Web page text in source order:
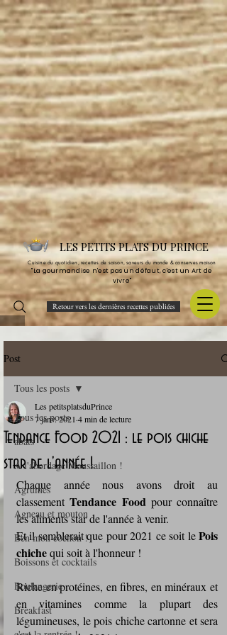
LES PETITS PLATS DU PRINCE
Cuisine du quotidien, recettes de saison, saveurs du monde & conserves maison
"La gourmandise n'est pas un défaut, c'est un Art de
vivre"
Retour vers les dernières recettes publiées
Post
Tous les posts
abats
A l'abordage Moussaillon !
Agrumes
Agneau et mouton
Ben mon cochon !
Boissons et cocktails
Boulangerie
Breakfast
Tous les posts
Tendance Food 2021 : le pois chiche
star de l'année !
Les petitsplatsduPrince
7 janv. 2021 4 min de lecture
Chaque année nous avons droit au
classement Tendance Food pour connaître
les aliments star de l'année à venir.
Et il semblerait que pour 2021 ce soit le Pois
chiche qui soit à l'honneur !
Riche en protéines, en fibres, en minéraux et
en vitamines comme la plupart des
légumineuses, le pois chiche cartonne et sera